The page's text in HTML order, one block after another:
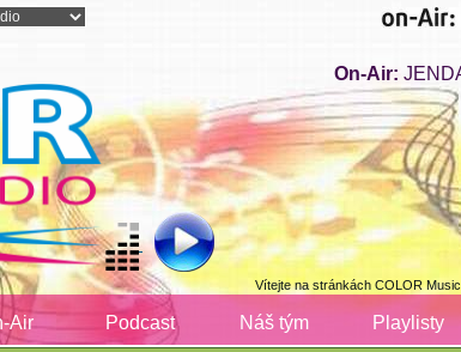
On-Air:
Vítejte na stránkách COLOR
Air Podcast Náš tým Playlisty